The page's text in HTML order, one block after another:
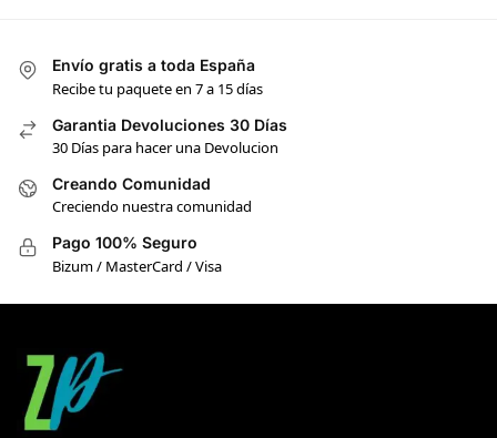
Envío gratis a toda España
Recibe tu paquete en 7 a 15 días
Garantia Devoluciones 30 Días
30 Días para hacer una Devolucion
Creando Comunidad
Creciendo nuestra comunidad
Pago 100% Seguro
Bizum / MasterCard / Visa